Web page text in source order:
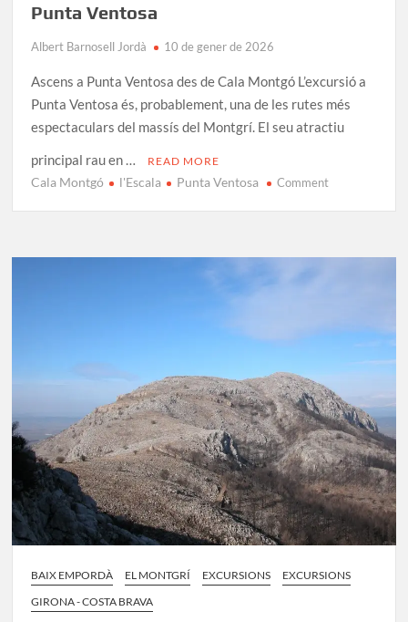
Punta Ventosa
Albert Barnosell Jordà 10 de gener de 2026
Ascens a Punta Ventosa des de Cala Montgó L’excursió a
Punta Ventosa és, probablement, una de les rutes més
espectaculars del massís del Montgrí. El seu atractiu
principal rau en …
READ MORE
Cala Montgó l'Escala Punta Ventosa Commenton
BAIX EMPORDÀ EL MONTGRÍ EXCURSIONS
EXCURSIONS
GIRONA - COSTA BRAVA